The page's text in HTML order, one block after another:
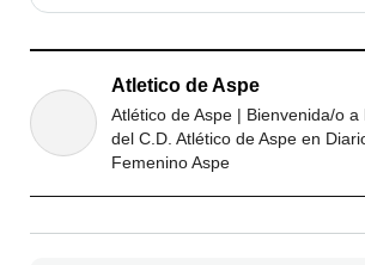
Atletico de Aspe
Atlético de Aspe | Bienvenida/o a
del C.D. Atlético de Aspe en
Femenino Aspe